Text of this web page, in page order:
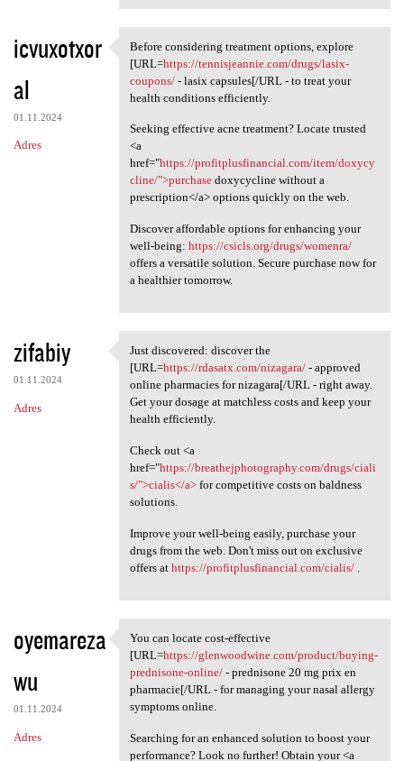
icvuxotxor
al
01.11.2024
Adres
Before considering treatment
Before considering treatment options, explore
[URL=https://tennisjeannie.com/drugs/lasix-
coupons/- lasix capsules[/URL - to treat your
health conditions efficiently.
Seeking effective acne treatment? Locate trusted
<a
href="https://profitplusfinancial.com/item/doxycy
cline/">purchasedoxycycline without a
prescription</a> options quickly on the web.
Discover affordable options for enhancing your
well-being: https://csicls.org/drugs/womenra/
offers a versatile solution. Secure purchase now for
a healthier tomorrow.
zifabiy
01.11.2024
Adres
Just discovered: discover the
Just discovered: discover the
[URL=https://rdasatx.com/nizagara/- approved
online pharmacies for nizagara[/URL - right away.
Get your dosage at matchless costs and keep your
health efficiently.
Check out <a
href="https://breathejphotography.com/drugs/ciali
s/">cialis</a>for competitive costs on baldness
solutions.
Improve your well-being easily, purchase your
drugs from the web. Don't miss out on exclusive
offers at https://profitplusfinancial.com/cialis/.
oyemareza
wu
01.11.2024
Adres
You can locate cost-effective
You can locate cost-effective
[URL=https://glenwoodwine.com/product/buying-
prednisone-online/- prednisone 20 mg prix en
pharmacie[/URL - for managing your nasal allergy
symptoms online.
Searching for an enhanced solution to boost your
performance? Look no further! Obtain your <a